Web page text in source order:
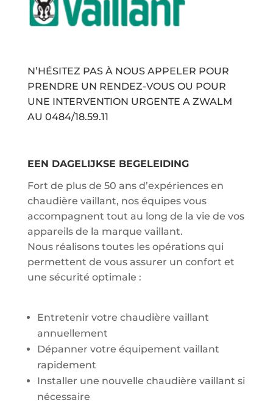
N’HÉSITEZ PAS À NOUS APPELER POUR
PRENDRE UN RENDEZ-VOUS OU POUR
UNE INTERVENTION URGENTE A ZWALM
AU 0484/18.59.11
EEN DAGELIJKSE BEGELEIDING
Fort de plus de 50 ans d’expériences en
chaudière vaillant, nos équipes vous
accompagnent tout au long de la vie de vos
appareils de la marque vaillant.
Nous réalisons toutes les opérations qui
permettent de vous assurer un confort et
une sécurité optimale :
Entretenir votre chaudière vaillant
annuellement
Dépanner votre équipement vaillant
rapidement
Installer une nouvelle chaudière vaillant si
nécessaire